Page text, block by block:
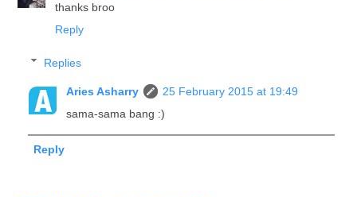
thanks broo
Reply
Replies
Aries Asharry
25 February 2015 at 19:49
sama-sama bang :)
Reply